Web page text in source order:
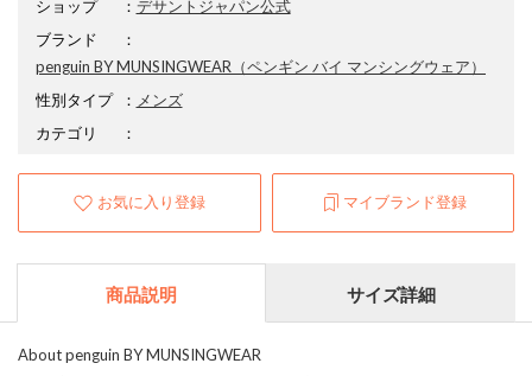
ショップ ： デサントジャパン公式
ブランド
：
penguin BY MUNSINGWEAR （ペンギン バイ マンシングウェア）
性別タイプ
： メンズ
カテゴリ
：
お気に入り登録 マイブランド登録
商品説明 サイズ詳細
About penguin BY MUNSINGWEAR